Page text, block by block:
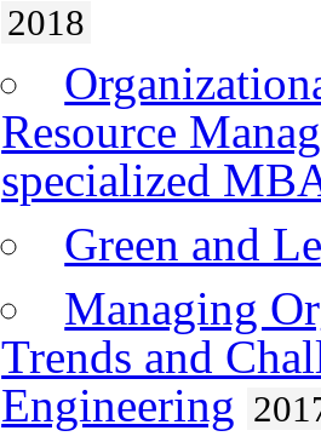
2018
Resource
specialized
Green and
Managing
Trends and
Engineering